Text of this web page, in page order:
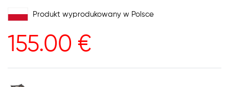
Produkt wyprodukowany w Polsce
155.00 €